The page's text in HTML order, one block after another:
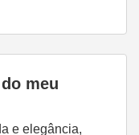
meu
e elegância,